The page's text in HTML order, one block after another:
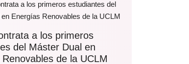
a los primeros
del Máster Dual en
de la UCLM